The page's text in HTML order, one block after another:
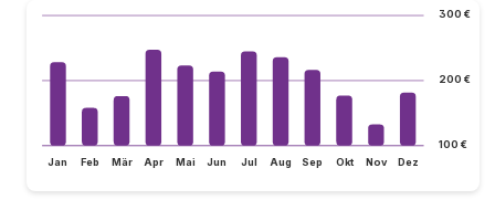
100 €
200 €
300 €
Jan Feb Mär Apr Mai Jun Jul Aug Sep Okt Nov Dez